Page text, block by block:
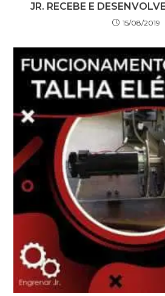
JR. RECEBE E
15/08/2019